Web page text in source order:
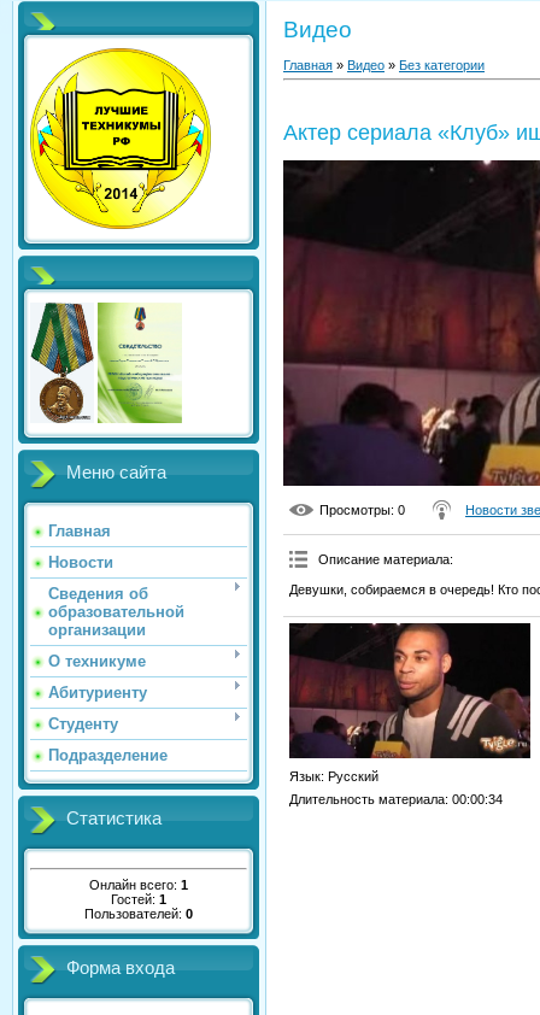
Меню сайта
Главная
Новости
Сведения об
образовательной
организации
О техникуме
Абитуриенту
Студенту
Подразделение
Статистика
Онлайн всего: 1
Гостей: 1
Пользователей: 0
Форма входа
Видео
Главная » Видео » Без категории
Актер сериала «Клуб»
Просмотры: 0 Новости
Описание материала:
Девушки, собираемся в очередь! Кто
Язык: Русский
Длительность материала: 00:00:34